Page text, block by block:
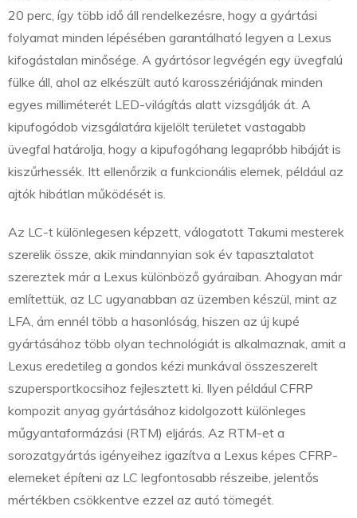
20 perc, így több idő áll rendelkezésre, hogy a gyártási
folyamat minden lépésében garantálható legyen a Lexus
kifogástalan minősége. A gyártósor legvégén egy üvegfalú
fülke áll, ahol az elkészült autó karosszériájának minden
egyes milliméterét LED-világítás alatt vizsgálják át. A
kipufogódob vizsgálatára kijelölt területet vastagabb
üvegfal határolja, hogy a kipufogóhang legapróbb hibáját is
kiszűrhessék. Itt ellenőrzik a funkcionális elemek, például az
ajtók hibátlan működését is.
Az LC-t különlegesen képzett, válogatott Takumi mesterek
szerelik össze, akik mindannyian sok év tapasztalatot
szereztek már a Lexus különböző gyáraiban. Ahogyan már
említettük, az LC ugyanabban az üzemben készül, mint az
LFA, ám ennél több a hasonlóság, hiszen az új kupé
gyártásához több olyan technológiát is alkalmaznak, amit a
Lexus eredetileg a gondos kézi munkával összeszerelt
szupersportkocsihoz fejlesztett ki. Ilyen például CFRP
kompozit anyag gyártásához kidolgozott különleges
műgyantaformázási (RTM) eljárás. Az RTM-et a
sorozatgyártás igényeihez igazítva a Lexus képes CFRP-
elemeket építeni az LC legfontosabb részeibe, jelentős
mértékben csökkentve ezzel az autó tömegét.